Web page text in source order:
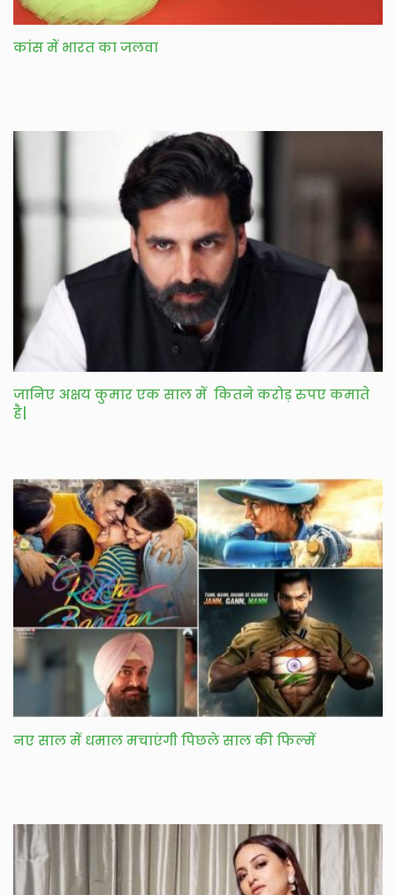
कांस में भारत का जलवा
जानिए अक्षय कुमार एक साल में कितने करोड़ रुपए कमाते
है|
नए साल में धमाल मचाएंगी पिछले साल की फिल्में